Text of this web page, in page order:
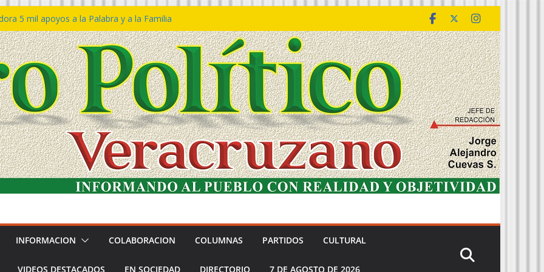
5 mil apoyos a la Palabra y a la Familia
Declaraciones de Procedencia en contra
𝙂𝙤𝙗𝙞𝙚𝙧𝙣𝙤 𝙙𝙚𝙡 𝙀𝙨𝙩𝙖𝙙𝙤 𝙖 𝙙𝙞𝙨𝙛𝙧𝙪𝙩𝙖𝙧
𝙙𝙚𝙡 𝙈𝙖𝙧 𝙚𝙣 𝘾𝙤𝙖𝙩𝙯𝙖𝙘𝙤𝙖𝙡𝙘𝙤𝙨
de policías con vocación de servicio y
SSP
Bravo rechaza acusaciones y asegura que
solicitud de desafuero
INFORMACION COLABORACION COLUMNAS PARTIDOS CULTURAL
VIDEOS DESTACADOS EN SOCIEDAD DIRECTORIO 7 DE AGOSTO DE 2026